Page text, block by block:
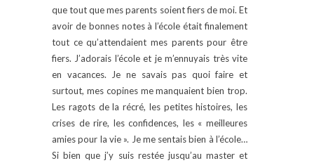
que tout que mes parents soient fiers de moi. Et
avoir de bonnes notes à l’école était finalement
tout ce qu’attendaient mes parents pour être
fiers. J’adorais l’école et je m’ennuyais très vite
en vacances. Je ne savais pas quoi faire et
surtout, mes copines me manquaient bien trop.
Les ragots de la récré, les petites histoires, les
crises de rire, les confidences, les « meilleures
amies pour la vie ». Je me sentais bien à l’école…
Si bien que j’y suis restée jusqu’au master et